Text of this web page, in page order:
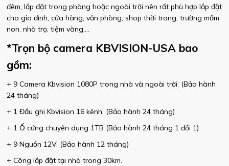
đêm, lắp đặt trong phòng hoặc ngoài trời nên rất phù hợp lắp đặt
cho gia đình, cửa hàng, văn phòng, shop thời trang, trường mầm
non, nhà trọ, tiệm vàng,...
*Trọn bộ camera KBVISION-USA bao
gồm:
+ 9 Camera Kbvision 1080P trong nhà và ngoài trời. (Bảo hành
24 tháng)
+ 1 Đầu ghi Kbvision 16 kênh. (Bảo hành 24 tháng)
+ 1 Ổ cứng chuyên dụng 1TB (Bảo hành 24 tháng 1 đổi 1)
+ 9 Nguồn 12V. (Bảo hành 12 tháng)
+ Công lắp đặt tại nhà trong 30km.